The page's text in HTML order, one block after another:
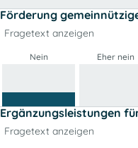
Förderung
Fragetext anzeigen
Nein Eher nein
Ergänzungsleistungen
Fragetext anzeigen